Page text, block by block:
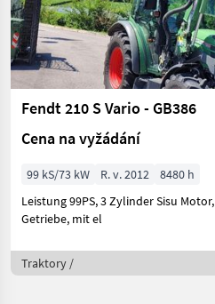
Fendt 210 S Vario - GB386
Cena na vyžádání
99 kS/73 kW R. v. 2012
8480 h
Leistung 99PS, 3 Zylinder Sisu
Getriebe, mit el
Traktory /